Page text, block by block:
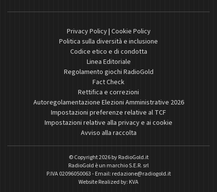
Privacy Policy| Cookie Policy
Politica sulla diversità e inclusione
Codice etico e di condotta
Linea Editoriale
Regolamento giochi RadioGold
Fact Check
Rettifica e correzioni
Autoregolamentazione Elezioni Amministrative 2026
Impostazioni preferenze relative al TCF
Impostazioni relative alla privacy e ai cookie
Avviso alla raccolta
© Copyright 2026 byRadioGold.it
RadioGold è un marchio S.E.R. srl
P.IVA 02096050063 - Email: redazione@radiogold.it
Website Realized by: KVA